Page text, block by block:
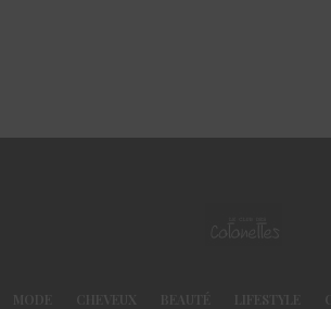
MODE CHEVEUX BEAUTÉ LIFESTYLE